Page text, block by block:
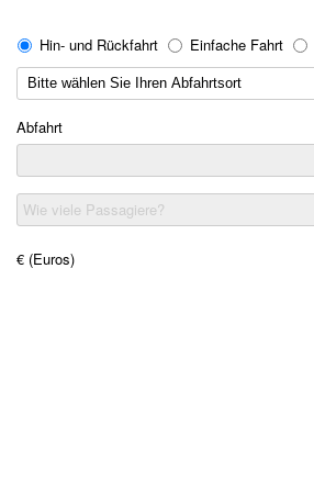
Hin- und Rückfahrt Einfache Fahrt
Abfahrt
Wie viele Passagiere?
€ (Euros)